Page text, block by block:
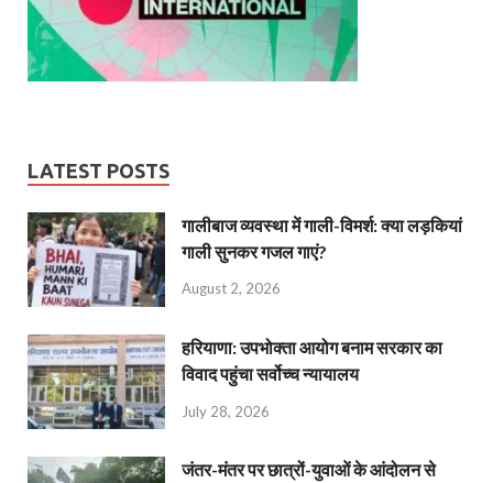
LATEST POSTS
गालीबाज व्‍यवस्‍था में गाली-विमर्श: क्या लड़कियां
गाली सुनकर गजल गाएं?
August 2, 2026
हरियाणा: उपभोक्ता आयोग बनाम सरकार का
विवाद पहुंचा सर्वोच्च न्यायालय
July 28, 2026
जंतर-मंतर पर छात्रों-युवाओं के आंदोलन से